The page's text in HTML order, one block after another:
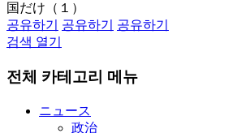
国だけ（１）
공유하기
공유하기
공유하기
검색 열기
전체 카테고리 메뉴
ニュース
政治